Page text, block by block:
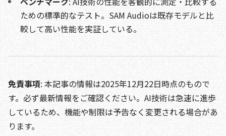
ための標準的なテスト。SAM Audioは既存モデルと比
較して高い性能を実証している。
免責事項: 本記事の情報は2025年12月22日時点のもので
す。必ず最新情報をご確認ください。AI技術は急速に進歩
しているため、機能や制限は予告なく変更される場合があ
ります。